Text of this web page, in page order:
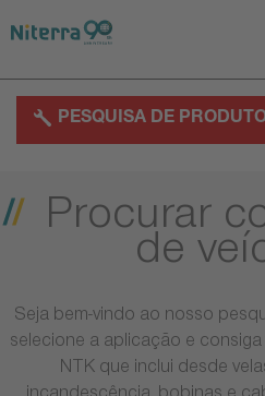
to
to
to
PESQUISA DE
Procurar
de
Seja bem-vindo ao nosso
selecione a aplicação e
NTK que inclui desde